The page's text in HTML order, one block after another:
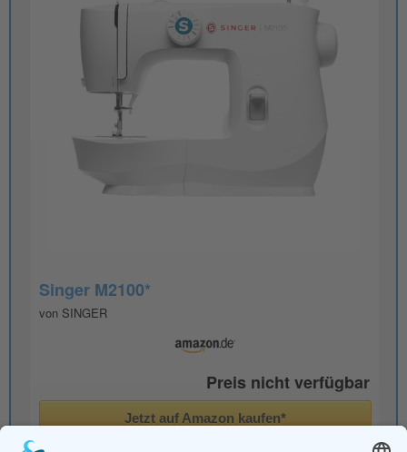
Singer M2100*
von SINGER
Preis nicht verfügbar
Jetzt auf Amazon kaufen*
Preis inkl. MwSt., zzgl. Versandkosten